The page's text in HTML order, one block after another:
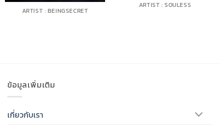
ARTIST : BEINGSECRET
ARTIST : SOULESS
ข้อมูลเพิ่มเติม
เกี่ยวกับเรา